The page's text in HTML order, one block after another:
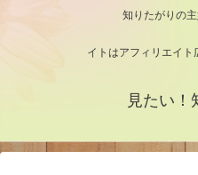
知りたがりの主
イトはアフィリエイト
見たい！